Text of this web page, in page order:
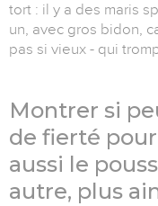
tort : il y a des maris
un, avec gros bidon,
pas si vieux - qui
Montrer si
de fierté
aussi le
autre, plus